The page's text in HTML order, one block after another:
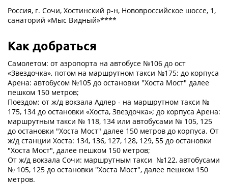
Россия, г. Сочи, Хостинский р-н, Нововроссийское шоссе, 1,
санаторий «Мыс Видный»****
Как добраться
Самолетом: от аэропорта на автобусе №106 до ост
«Звездочка», потом на маршрутном такси №175; до корпуса
Арена: автобусом №105 до остановки "Хоста Мост" далее
пешком 150 метров;
Поездом: от ж/д вокзала Адлер - на маршрутном такси №
175, 134 до остановки «Хоста, Звездочка»; до корпуса Арена:
маршрутным такси № 118, 134 или автобусами № 105, 125
до остановки "Хоста Мост" далее 150 метров до корпуса. От
ж/д станции Хоста: 134, 136, 127, 128, 129, 55 до остановки
"Хоста Мост", далее пешком 150 метров;
От ж/д вокзала Сочи: маршрутным такси №122, автобусами
№ 105, 125 до остановки "Хоста Мост", далее пешком 150
метров.